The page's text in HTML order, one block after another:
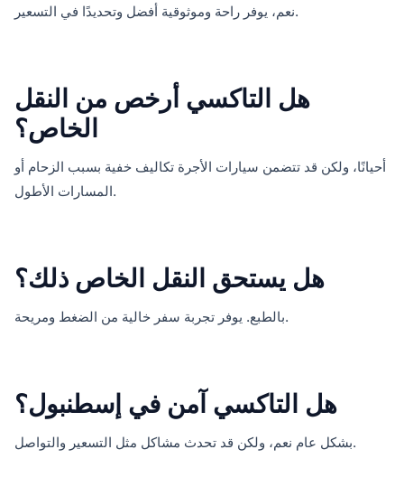
نعم، يوفر راحة وموثوقية أفضل وتحديدًا في التسعير.
هل التاكسي أرخص من النقل
الخاص؟
أحيانًا، ولكن قد تتضمن سيارات الأجرة تكاليف خفية بسبب الزحام أو
المسارات الأطول.
هل يستحق النقل الخاص ذلك؟
بالطبع. يوفر تجربة سفر خالية من الضغط ومريحة.
هل التاكسي آمن في إسطنبول؟
بشكل عام نعم، ولكن قد تحدث مشاكل مثل التسعير والتواصل.